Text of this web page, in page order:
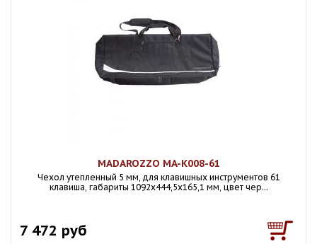
MADAROZZO MA-K008-61
Чехол утепленный 5 мм, для клавишных инструментов 61
клавиша, габариты 1092х444,5х165,1 мм, цвет чер...
7 472 руб